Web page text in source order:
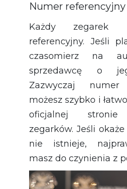
Numer referencyjny
Każdy zegarek
referencyjny. Jeśli
czasomierz na
sprzedawcę o
Zazwyczaj numer
możesz szybko i
oficjalnej stronie
zegarków. Jeśli
nie istnieje,
masz do czynienia z